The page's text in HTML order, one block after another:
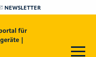
NEWSLETTER
für
|